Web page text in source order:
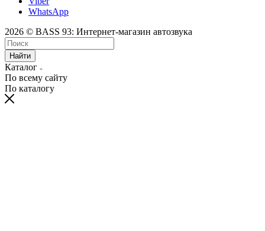
WhatsApp
2026 © BASS 93: Интернет-магазин автозвука
Найти
Каталог
По всему сайту
По каталогу